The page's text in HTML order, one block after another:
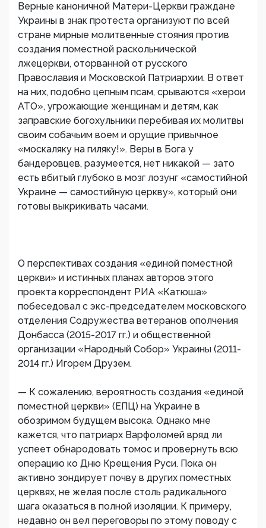
Верные каноничной Матери-Церкви граждане
Украины в знак протеста организуют по всей
стране мирные молитвенные стояния против
создания поместной раскольнической
лжецеркви, оторванной от русского
Православия и Московской Патриархии. В ответ
на них, подобно цепным псам, срываются «херои
АТО», угрожающие женщинам и детям, как
заправские богохульники перебивая их молитвы
своим собачьим воем и орущие привычное
«москаляку на гиляку!». Веры в Бога у
бандеровцев, разумеется, нет никакой — зато
есть вбитый глубоко в мозг лозунг «самостийной
Украине — самостийную церкву», который они
готовы выкрикивать часами.
О перспективах создания «единой поместной
церкви» и истинных планах авторов этого
проекта корреспондент РИА «Катюша»
побеседовал с экс-председателем московского
отделения Содружества ветеранов ополчения
Донбасса (2015-2017 гг.) и общественной
организации «Народный Cобор» Украины (2011-
2014 гг.) Игорем Друзем.
— К сожалению, вероятность создания «единой
поместной церкви» (ЕПЦ) на Украине в
обозримом будущем высока. Однако мне
кажется, что патриарх Варфоломей вряд ли
успеет обнародовать томос и провернуть всю
операцию ко Дню Крещения Руси. Пока он
активно зондирует почву в других поместных
церквях, не желая после столь радикального
шага оказаться в полной изоляции. К примеру,
недавно он вел переговоры по этому поводу с